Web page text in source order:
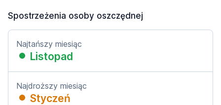
Spostrzeżenia osoby oszczędnej
Najtańszy miesiąc
Listopad
Najdroższy miesiąc
Styczeń